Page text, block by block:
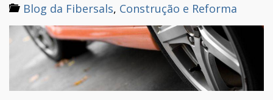
Blog da Fibersals, Construção e Reforma